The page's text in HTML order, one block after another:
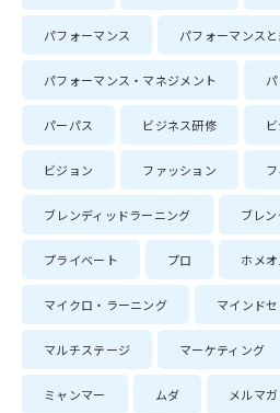
パフォーマンス パフォーマンス
パフォーマンス・マネジメント
パーパス ビジネス研修
ビジョン ファッション
ブレンディッドラーニング ブレ
プライベート プロ ホメ
マイクロ・ラーニング マインド
マルチステージ マーケティング
ミャンマー ムダ メルマガ